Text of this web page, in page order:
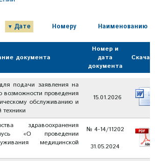
Дате Номеру Наименованию
документа
Номер и
дата
документа
подачи заявления на
проведения
обслуживанию и
15.01.2026
здравоохранения
«О проведении
медицинской
№ 4-14/11202
31.05.2024